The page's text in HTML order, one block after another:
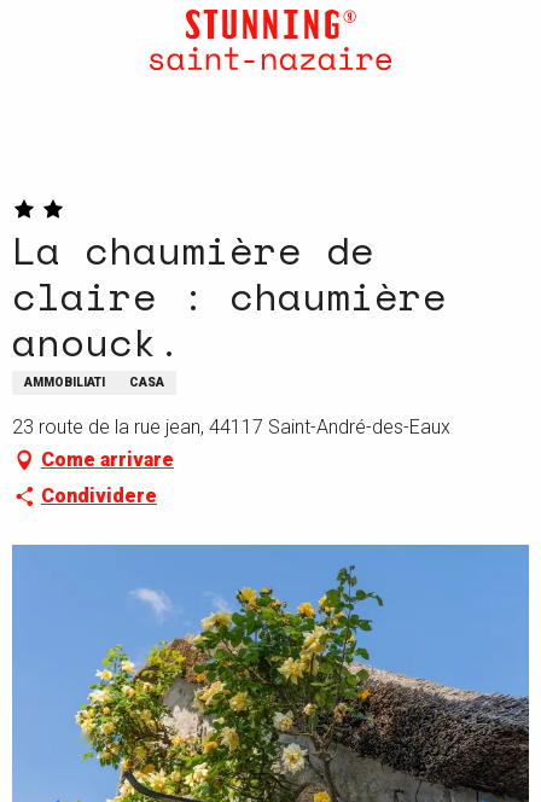
La chaumière de
claire : chaumière
anouck.
AMMOBILIATI CASA
23 route de la rue jean, 44117 Saint-André-des-Eaux
Come arrivare
Condividere